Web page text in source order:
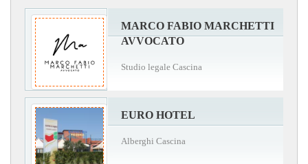
MARCO FABIO MARCHETTI
AVVOCATO
Studio legale Cascina
EURO HOTEL
Alberghi Cascina